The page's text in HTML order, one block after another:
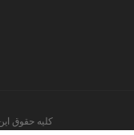
کلیه حقوق